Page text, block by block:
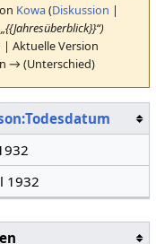
Kowa(Diskussion |
Aktuelle Version
→ (Unterschied)
1932